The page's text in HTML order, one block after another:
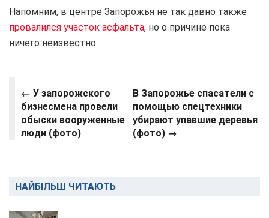
Напомним, в центре Запорожья не так давно также
провалился участок асфальта, но о причине пока
ничего неизвестно.
← У запорожского
бизнесмена провели
обыски вооруженные
люди (фото)
В Запорожье спасатели с
помощью спецтехники
убирают упавшие деревья
(фото) →
НАЙБІЛЬШ ЧИТАЮТЬ